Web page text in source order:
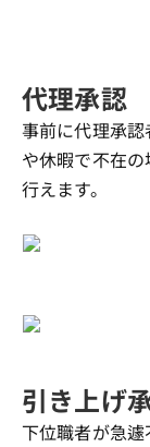
代理承認
事前に代理承
や休暇で不在
行えます。
引き上げ
下位職者が急